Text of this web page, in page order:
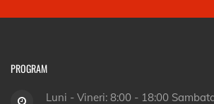
PROGRAM
Luni - Vineri: 8:00 - 18:00